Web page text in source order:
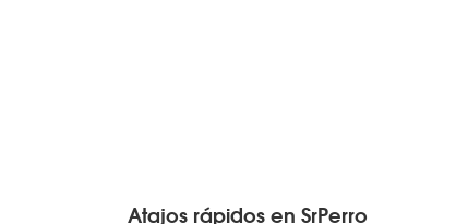
Atajos rápidos en SrPerro